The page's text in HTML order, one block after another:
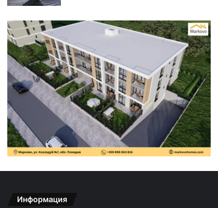
Информация